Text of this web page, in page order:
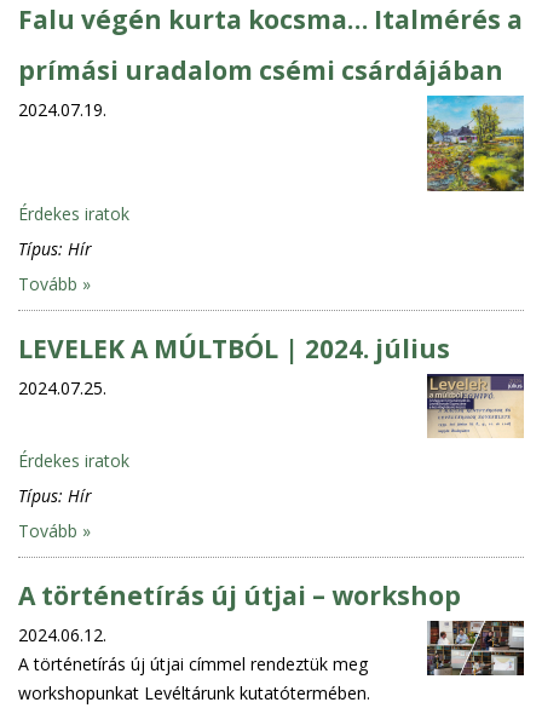
Falu végén kurta kocsma… Italmérés a
prímási uradalom csémi csárdájában
2024.07.19.
Érdekes iratok
Típus: Hír
Tovább »
LEVELEK A MÚLTBÓL | 2024. július
2024.07.25.
Érdekes iratok
Típus: Hír
Tovább »
A történetírás új útjai – workshop
2024.06.12.
A történetírás új útjai címmel rendeztük meg
workshopunkat Levéltárunk kutatótermében.